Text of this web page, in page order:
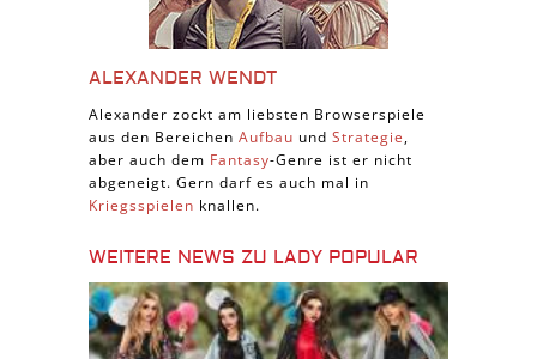
ALEXANDER WENDT
Alexander zockt am liebsten Browserspiele
aus den Bereichen Aufbau und Strategie,
aber auch dem Fantasy-Genre ist er nicht
abgeneigt. Gern darf es auch mal in
Kriegsspielen knallen.
WEITERE NEWS ZU LADY POPULAR